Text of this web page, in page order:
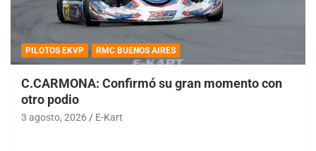
PILOTOS EKVP RMC BUENOS AIRES
C.CARMONA: Confirmó su gran momento con
otro podio
3 agosto, 2026 E-Kart